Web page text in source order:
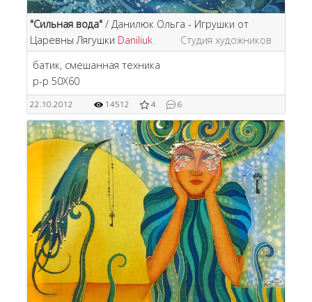
"Сильная вода" / Данилюк Ольга - Игрушки от
Царевны Лягушки Daniliuk
Студия художников
батик, смешанная техника
р-р 50Х60
22.10.2012 14512 4 6